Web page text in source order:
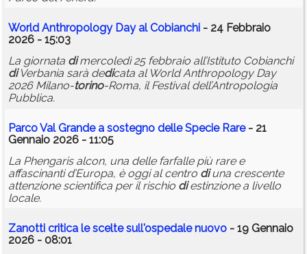
World Anthropology Day al Cobianchi - 24 Febbraio
2026 - 15:03
La giornata dimercoledì 25 febbraio all’Istituto Cobianchi
diVerbania sarà dedicata al World Anthropology Day
2026 Milano-torino-Roma, il Festival dell’Antropologia
Pubblica.
Parco Val Grande a sostegno delle Specie Rare- 21
Gennaio 2026 - 11:05
La Phengaris alcon, una delle farfalle più rare e
affascinanti d’Europa, è oggi al centro diuna crescente
attenzione scientifica per il rischio diestinzione a livello
locale.
Zanotti critica le scelte sull'ospedale nuovo - 19 Gennaio
2026 - 08:01